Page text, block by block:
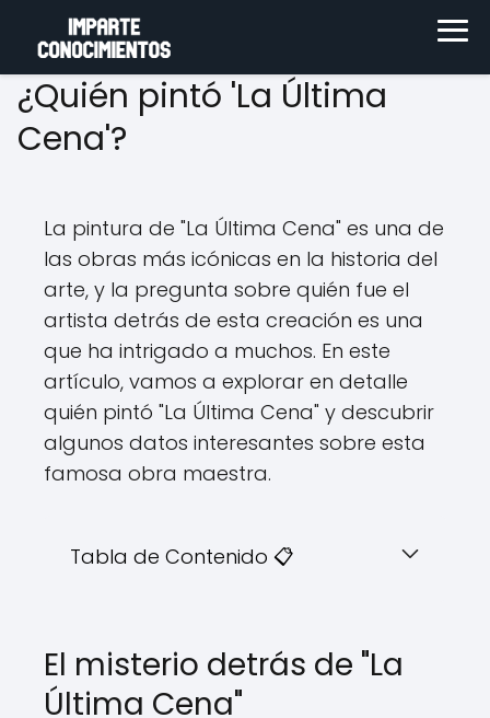
¿Quién pintó 'La Última
Cena'?
La pintura de "La Última Cena" es una de
las obras más icónicas en la historia del
arte, y la pregunta sobre quién fue el
artista detrás de esta creación es una
que ha intrigado a muchos. En este
artículo, vamos a explorar en detalle
quién pintó "La Última Cena" y descubrir
algunos datos interesantes sobre esta
famosa obra maestra.
Tabla de Contenido 📋
El misterio detrás de "La
Última Cena"